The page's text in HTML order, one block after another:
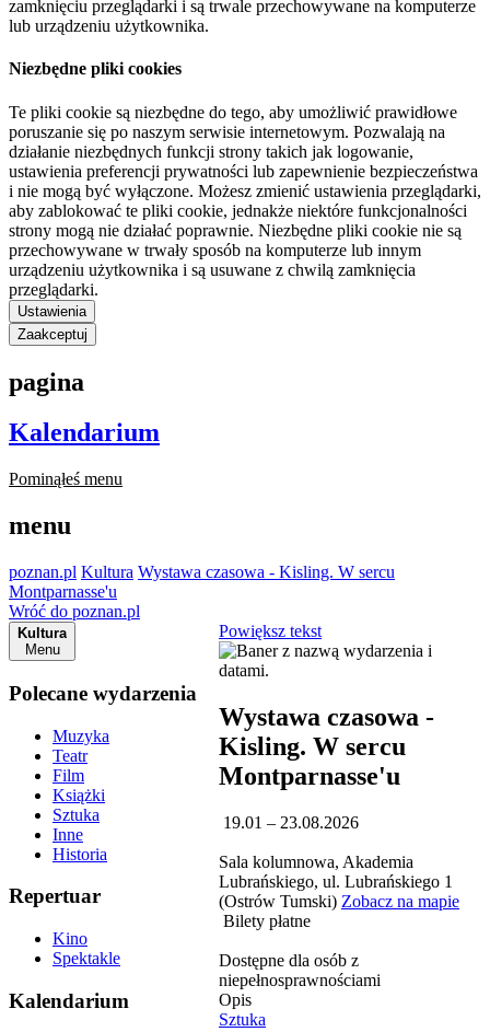
zamknięciu przeglądarki i są trwale przechowywane na komputerze
lub urządzeniu użytkownika.
Niezbędne pliki cookies
Te pliki cookie są niezbędne do tego, aby umożliwić prawidłowe
poruszanie się po naszym serwisie internetowym. Pozwalają na
działanie niezbędnych funkcji strony takich jak logowanie,
ustawienia preferencji prywatności lub zapewnienie bezpieczeństwa
i nie mogą być wyłączone. Możesz zmienić ustawienia przeglądarki,
aby zablokować te pliki cookie, jednakże niektóre funkcjonalności
strony mogą nie działać poprawnie. Niezbędne pliki cookie nie są
przechowywane w trwały sposób na komputerze lub innym
urządzeniu użytkownika i są usuwane z chwilą zamknięcia
przeglądarki.
Ustawienia
Zaakceptuj
pagina
Kalendarium
Pominąłeś menu
menu
poznan.pl Kultura Wystawa czasowa - Kisling. W sercu
Montparnasse'u
Wróć do poznan.pl
Kultura
Menu
Polecane wydarzenia
Muzyka
Teatr
Film
Książki
Sztuka
Inne
Historia
Repertuar
Kino
Spektakle
Kalendarium
Powiększ tekst
Wystawa czasowa -
Kisling. W sercu
Montparnasse'u
19.01 – 23.08.2026
Sala kolumnowa, Akademia
Lubrańskiego, ul. Lubrańskiego 1
(Ostrów Tumski) Zobacz na mapie
Bilety płatne
Dostępne dla osób z
niepełnosprawnościami
Opis
Sztuka